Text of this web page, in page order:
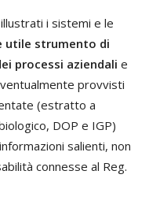
i sistemi e le
utile strumento di
processi aziendali e
provvisti
(estratto a
DOP e IGP)
salienti, non
connesse al Reg.